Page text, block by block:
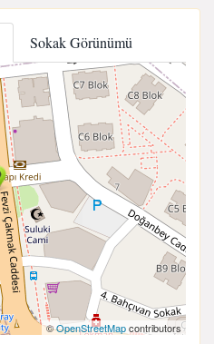
Sokak Görünümü
©OpenStreetMapcontributors